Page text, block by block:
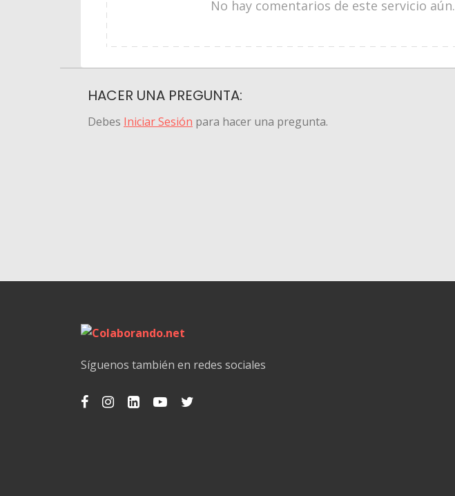
No hay comentarios de este servicio aún.
HACER UNA PREGUNTA:
Debes Iniciar Sesión para hacer una pregunta.
Síguenos también en redes sociales